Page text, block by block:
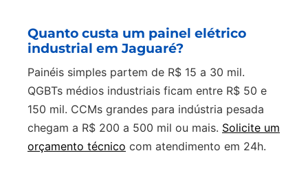
Quanto custa um painel elétrico
industrial em Jaguaré?
Painéis simples partem de R$ 15 a 30 mil.
QGBTs médios industriais ficam entre R$ 50 e
150 mil. CCMs grandes para indústria pesada
chegam a R$ 200 a 500 mil ou mais. Solicite um
orçamento técnico com atendimento em 24h.